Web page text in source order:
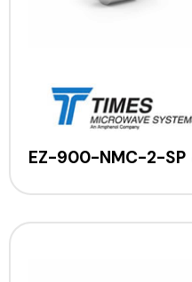
EZ-900-NMC-2-SP